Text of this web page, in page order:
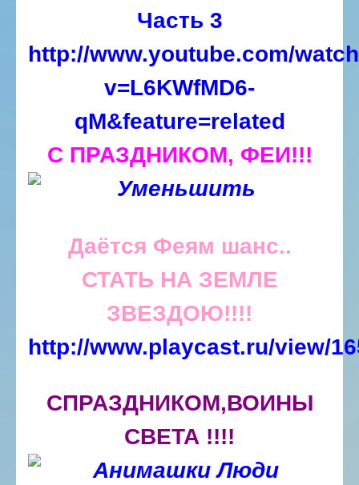
Часть 3
http://www.youtube.com/
v=L6KWfMD6-
qM&feature=related
С ПРАЗДНИКОМ, ФЕИ!!!
Даётся Феям шанс..
СТАТЬ НА ЗЕМЛЕ
ЗВЕЗДОЮ!!!!
http://www.playcast.ru/view/
СПРАЗДНИКОМ,ВОИНЫ
СВЕТА !!!!